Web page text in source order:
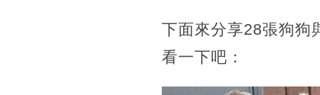
下面來分享28張狗狗
看一下吧：